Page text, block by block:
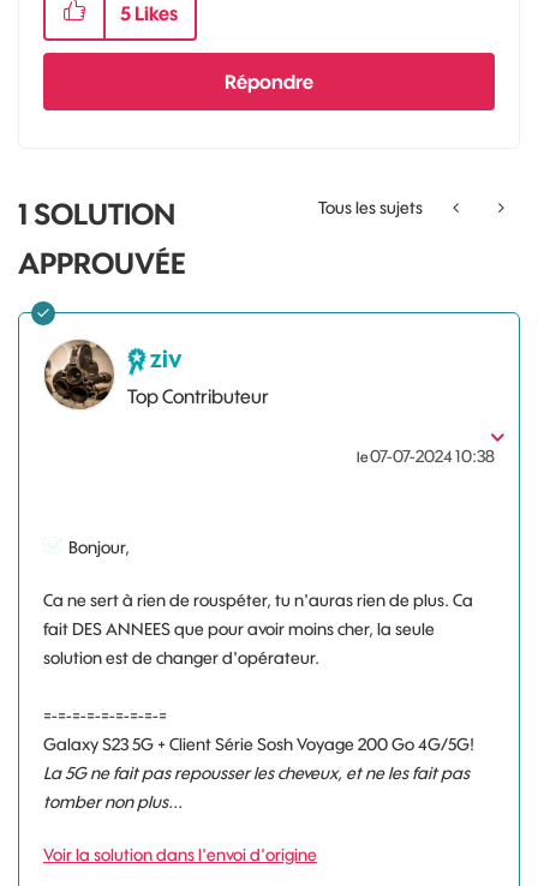
5 Likes
Répondre
Tous les sujets
1 SOLUTION
APPROUVÉE
ziv
Top Contributeur
le‎07-07-202410:38
Bonjour,
Ca ne sert à rien de rouspéter, tu n'auras rien de plus. Ca
fait DES ANNEES que pour avoir moins cher, la seule
solution est de changer d'opérateur.
=-=-=-=-=-=-=-=-=
Galaxy S23 5G + Client Série Sosh Voyage 200 Go 4G/5G!
La 5G ne fait pas repousser les cheveux, et ne les fait pas
tomber non plus...
Voir la solution dans l'envoi d'origine